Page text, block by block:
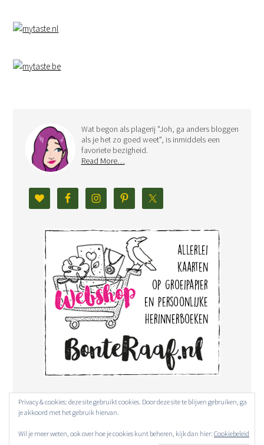
Wat begon als plagerij "Joh, ga anders bloggen
als je het zo goed weet", is inmiddels een
favoriete bezigheid.
Read More…
Privacy & cookies: deze site gebruikt cookies. Door deze site te blijven gebruiken, ga
je akkoord met het gebruik hiervan.
Wil je meer weten, ook over hoe je cookies kunt beheren, kijk dan hier: Cookiebeleid